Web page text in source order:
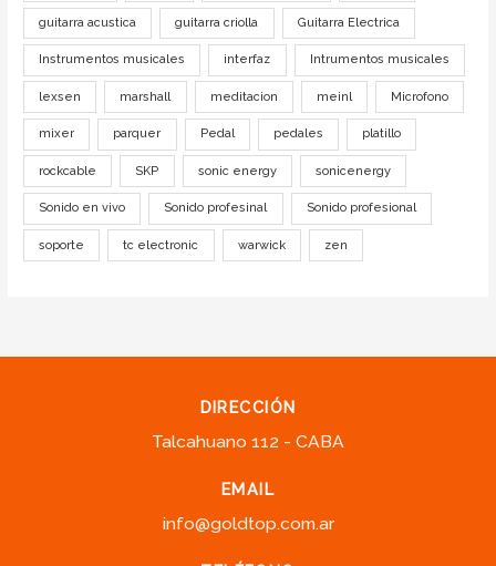
guitarra acustica guitarra criolla Guitarra Electrica
Instrumentos musicales interfaz Intrumentos musicales
lexsen marshall meditacion meinl Microfono
mixer parquer Pedal pedales platillo
rockcable SKP sonic energy sonicenergy
Sonido en vivo Sonido profesinal Sonido profesional
soporte tc electronic warwick zen
DIRECCIÓN
Talcahuano 112 - CABA
EMAIL
info@goldtop.com.ar